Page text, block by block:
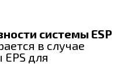
системы ESP
в случае
для